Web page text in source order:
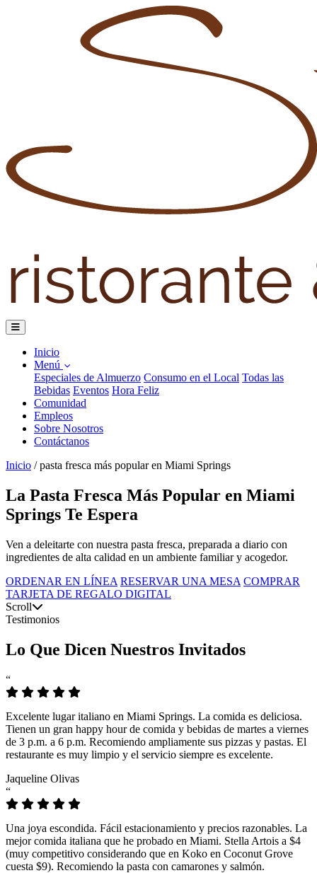
Inicio
Menú
Especiales de Almuerzo Consumo en el Local Todas las
Bebidas Eventos Hora Feliz
Comunidad
Empleos
Sobre Nosotros
Contáctanos
Inicio / pasta fresca más popular en Miami Springs
La Pasta Fresca Más Popular en Miami
Springs Te Espera
Ven a deleitarte con nuestra pasta fresca, preparada a diario con
ingredientes de alta calidad en un ambiente familiar y acogedor.
ORDENAR EN LÍNEA RESERVAR UNA MESA COMPRAR
TARJETA DE REGALO DIGITAL
Scroll
Testimonios
Lo Que Dicen Nuestros Invitados
“
Excelente lugar italiano en Miami Springs. La comida es deliciosa.
Tienen un gran happy hour de comida y bebidas de martes a viernes
de 3 p.m. a 6 p.m. Recomiendo ampliamente sus pizzas y pastas. El
restaurante es muy limpio y el servicio siempre es excelente.
Jaqueline Olivas
“
Una joya escondida. Fácil estacionamiento y precios razonables. La
mejor comida italiana que he probado en Miami. Stella Artois a $4
(muy competitivo considerando que en Koko en Coconut Grove
cuesta $9). Recomiendo la pasta con camarones y salmón.